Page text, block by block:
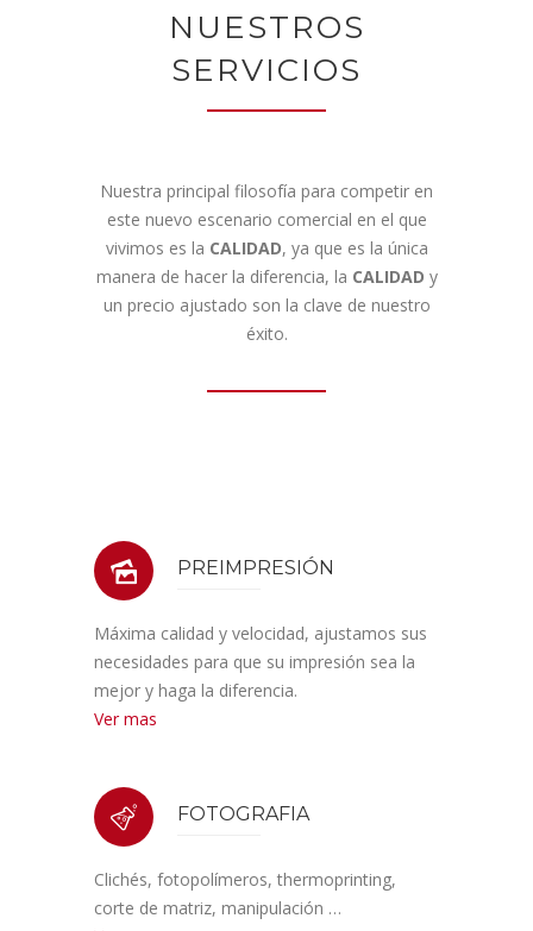
NUESTROS
SERVICIOS
Nuestra principal filosofía para competir en
este nuevo escenario comercial en el que
vivimos es la CALIDAD, ya que es la única
manera de hacer la diferencia, la CALIDAD y
un precio ajustado son la clave de nuestro
éxito.
PREIMPRESIÓN
Máxima calidad y velocidad, ajustamos sus
necesidades para que su impresión sea la
mejor y haga la diferencia.
Ver mas
FOTOGRAFIA
Clichés, fotopolímeros, thermoprinting,
corte de matriz, manipulación …